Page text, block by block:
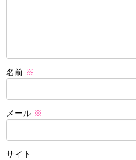
名前 ※
メール ※
サイト